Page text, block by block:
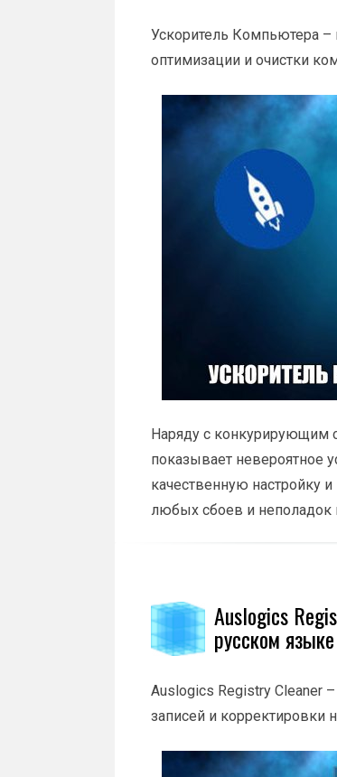
Ускоритель Компьютера
оптимизации и очистки
Наряду с конкурирующим
показывает невероятное
качественную настройку
любых сбоев и неполадок
Auslogics
русском языке
Auslogics Registry Cleaner
записей и корректировки